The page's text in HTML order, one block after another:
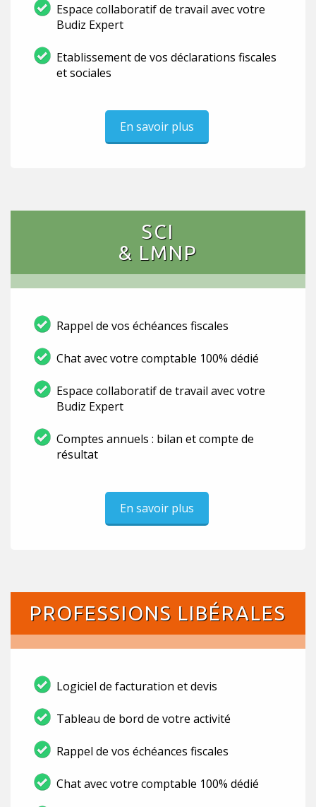
Espace collaboratif de travail avec votre
Budiz Expert
Etablissement de vos déclarations fiscales
et sociales
En savoir plus
SCI
& LMNP
Rappel de vos échéances fiscales
Chat avec votre comptable 100% dédié
Espace collaboratif de travail avec votre
Budiz Expert
Comptes annuels : bilan et compte de
résultat
En savoir plus
PROFESSIONS LIBÉRALES
Logiciel de facturation et devis
Tableau de bord de votre activité
Rappel de vos échéances fiscales
Chat avec votre comptable 100% dédié